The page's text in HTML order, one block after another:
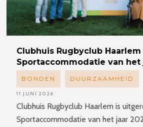
Clubhuis Rugbyclub
Sportaccommodatie van het
Clubhuis Rugbyclub Haarlem is
Sportaccommodatie van het jaar
BONDEN DUURZAAMHEID
11 JUNI 2026